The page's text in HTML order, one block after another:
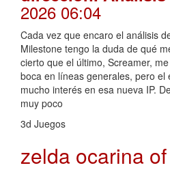
2026 06:04
Cada vez que encaro el análisis
Milestone tengo la duda de qué
cierto que el último, Screamer,
boca en líneas generales, pero el
mucho interés en esa nueva IP.
muy poco
3d Juegos
zelda ocarina